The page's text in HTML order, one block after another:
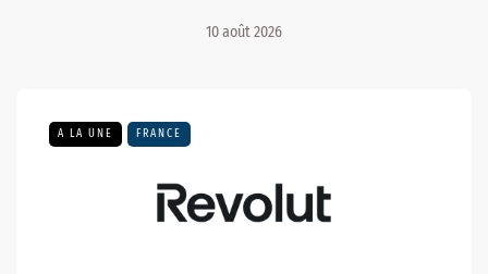
10 août 2026
A LA UNE FRANCE